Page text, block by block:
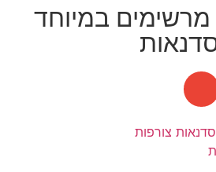
מרשימים במיוחד
סדנאות צורפות